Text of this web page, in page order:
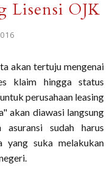
Lisensi OJK
akan tertuju mengenai
klaim hingga status
perusahaan leasing
akan diawasi langsung
asuransi sudah harus
yang suka melakukan